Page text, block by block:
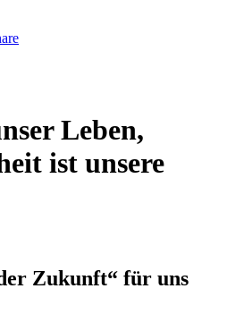
Leben,
ist unsere
Zukunft“ für uns